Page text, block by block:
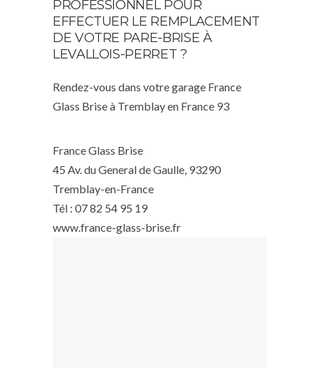
PROFESSIONNEL POUR
EFFECTUER LE REMPLACEMENT
DE VOTRE PARE-BRISE À
LEVALLOIS-PERRET ?
Rendez-vous dans votre garage France
Glass Brise à Tremblay en France 93
France Glass Brise
45 Av. du General de Gaulle, 93290
Tremblay-en-France
Tél : 07 82 54 95 19
www.france-glass-brise.fr